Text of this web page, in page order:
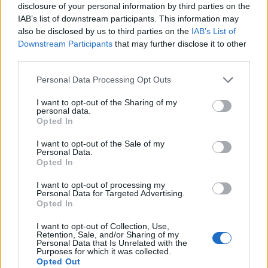
disclosure of your personal information by third parties on the
IAB’s list of downstream participants. This information may
also be disclosed by us to third parties on the IAB’s List of
Downstream Participants that may further disclose it to other
Please note that this website/app uses one or more Google
not limited to your visit or usage behaviour. You may click to
grant or deny consent to Google and its third-party tags to
use your data for below specified purposes in below Google
consent section.
Personal Data Processing Opt Outs
I want to opt-out of the Sharing of my
personal data.
Opted In
I want to opt-out of the Sale of my
Personal Data.
Opted In
I want to opt-out of processing my
Personal Data for Targeted Advertising.
Opted In
I want to opt-out of Collection, Use,
Retention, Sale, and/or Sharing of my
Personal Data that Is Unrelated with the
Purposes for which it was collected.
Opted Out
ενδεικτικό το στιγμιότυπο από την έκφραση
δημοσιογράφου που παρουσιάζει δελτίο ειδήσεων
και μαθαίνει το χαρμόσυνο νέο στον «αέρα».
Προφανώς, δεν χρειάζεται κανείς να γνωρίζει τη
γλώσσα για να νιώσει την έκπληξη και τον
ενθουσιασμό της παρουσιάστριας βλέποντας την
έκφρασή της στον τηλεοπτικό φακό.
Israeli news anchor finds out during live broadcast
about rescue of Gaza hostage. You don't need to
speak Hebrew to feel her excitement when the
news is confirmed.https://t.co/VXlyDXoC4r
Νετανιάχου: «Σκληρή ψυχολογική